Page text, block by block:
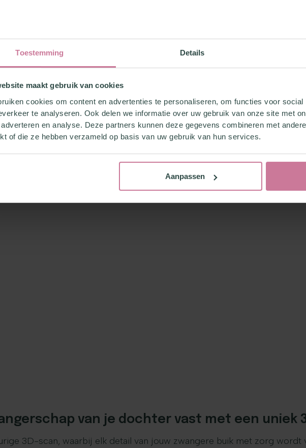
Toestemming Details
maakt gebruik van cookies
cookies om content en advertenties te personaliseren, om functies voor
te analyseren. Ook delen we informatie over uw gebruik van onze site met
en analyse. Deze partners kunnen deze gegevens combineren met
of die ze hebben verzameld op basis van uw gebruik van hun services.
Aanpassen
van je dochter vast met een uniek
3D-scan, waarbij elk detail van jouw zwangere buik met zorg